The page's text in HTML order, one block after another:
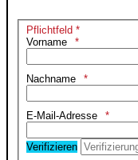
Pflichtfeld *
Vorname
Nachname
E-Mail-Adresse
Verifizieren